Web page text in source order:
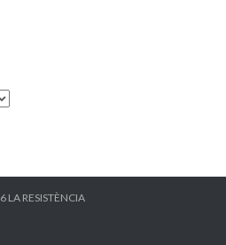
LA RESISTÈNCIA